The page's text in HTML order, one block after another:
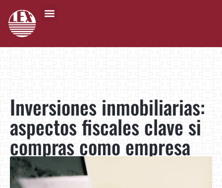
Inversiones inmobiliarias:
aspectos fiscales clave si
compras como empresa